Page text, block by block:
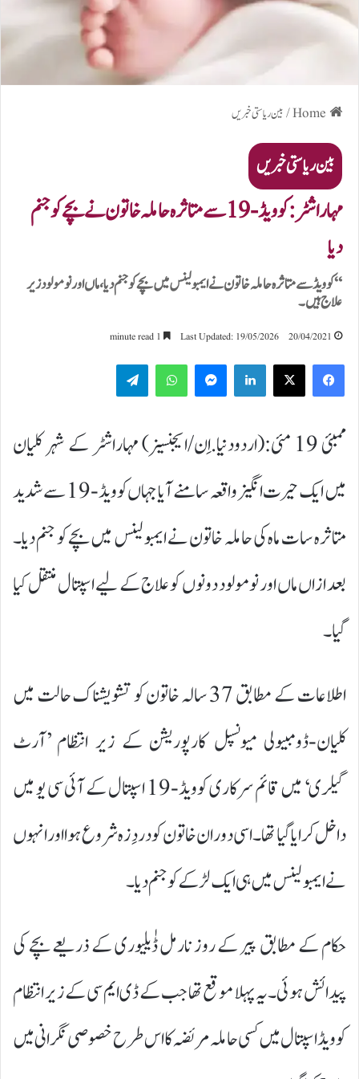
/بین ریاستی خبریں
بین ریاستی خبریں
مہاراشٹر: کوویڈ-19 سے متاثرہ حاملہ خاتون نے بچے کو جنم
دیا
“کوویڈ سے متاثرہ حاملہ خاتون نے ایمبولینس میں بچے کو جنم دیا، ماں اور نومولود زیر
علاج ہیں۔
20/04/2021
Last Updated: 19/05/2026
LinkedIn
WhatsApp
ممبئی 19 مئی:(اردودنیا.اِن/ایجنسیز) مہاراشٹر کے شہر کلیان
میں ایک حیرت انگیز واقعہ سامنے آیا جہاں کوویڈ-19 سے شدید
متاثرہ سات ماہ کی حاملہ خاتون نے ایمبولینس میں بچے کو جنم دیا۔
بعد ازاں ماں اور نومولود دونوں کو علاج کے لیے اسپتال منتقل کیا
گیا۔
اطلاعات کے مطابق 37 سالہ خاتون کو تشویشناک حالت میں
کلیان-ڈومبیولی میونسپل کارپوریشن کے زیر انتظام ’آرٹ
گیلری‘ میں قائم سرکاری کوویڈ-19 اسپتال کے آئی سی یو میں
داخل کرایا گیا تھا۔ اسی دوران خاتون کو دردِ زہ شروع ہوا اور انہوں
نے ایمبولینس میں ہی ایک لڑکے کو جنم دیا۔
حکام کے مطابق پیر کے روز نارمل ڈٰیلیوری کے ذریعے بچے کی
پیدائش ہوئی۔ یہ پہلا موقع تھا جب کے ڈی ایم سی کے زیر انتظام
کوویڈ اسپتال میں کسی حاملہ مریضہ کا اس طرح خصوصی نگرانی میں